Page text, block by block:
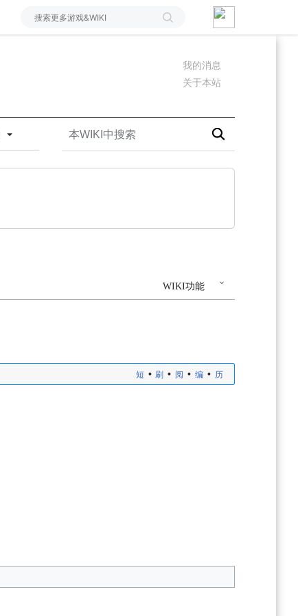
我的消息
关于本站
WIKI功能
短 • 刷 • 阅 • 编 • 历